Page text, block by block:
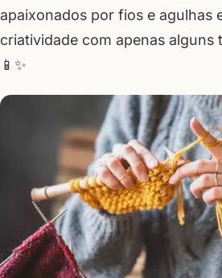
apaixonados por fios e agulhas
criatividade com apenas alguns
📱✨